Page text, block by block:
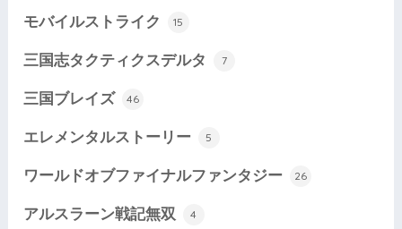
モバイルストライク 15
三国志タクティクスデルタ 7
三国ブレイズ 46
エレメンタルストーリー 5
ワールドオブファイナルファンタジー 26
アルスラーン戦記無双 4